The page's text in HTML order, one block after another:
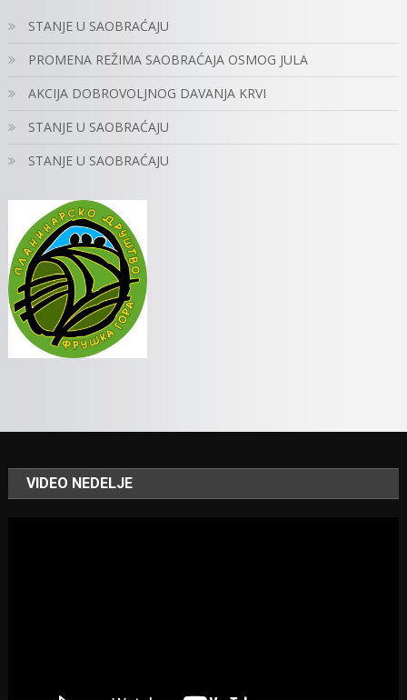
STANJE U SAOBRAĆAJU
PROMENA REŽIMA SAOBRAĆAJA OSMOG JULA
AKCIJA DOBROVOLJNOG DAVANJA KRVI
STANJE U SAOBRAĆAJU
STANJE U SAOBRAĆAJU
VIDEO NEDELJE